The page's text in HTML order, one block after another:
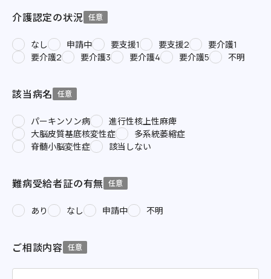
介護認定の状況 任意
なし 申請中 要支援1 要支援2
要介護1
要介護2
要介護3 要介護4 要介護5 不明
該当病名 任意
パーキンソン病
進行性核上性麻痺
大脳皮質基底核変性症
多系統萎縮症
脊髄小脳変性症
該当しない
難病受給者証の有無 任意
あり なし 申請中 不明
ご相談内容 任意